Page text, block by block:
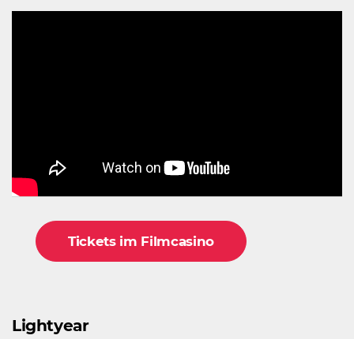
Tickets im Filmcasino
Lightyear